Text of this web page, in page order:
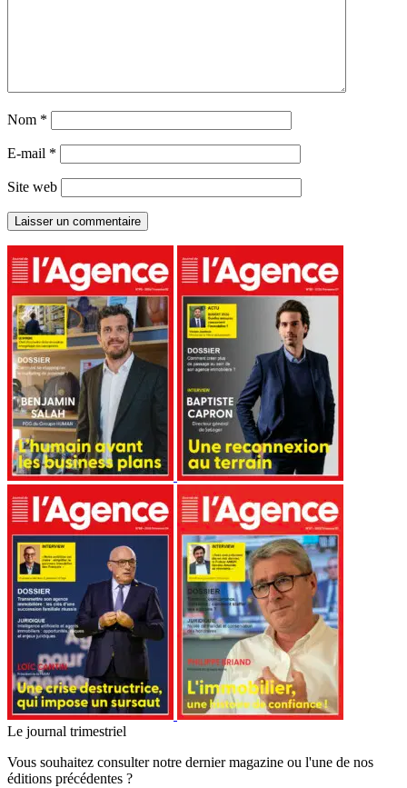
Nom *
E-mail *
Site web
Le journal trimestriel
Vous souhaitez consulter notre dernier magazine ou l'une de nos
éditions précédentes ?